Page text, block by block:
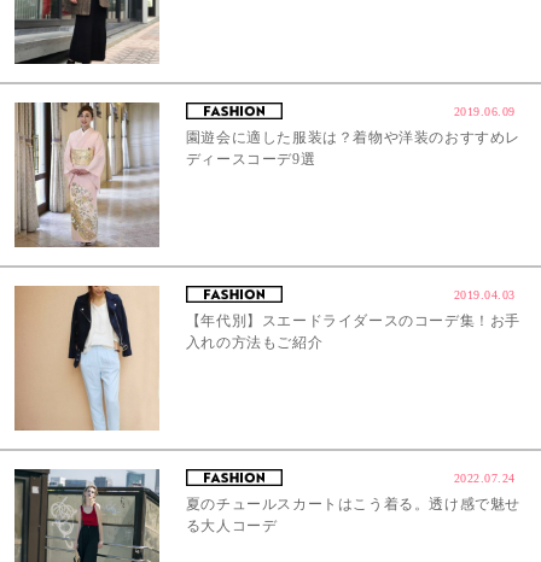
2019.06.09
園遊会に適した服装は？着物や洋装のおすすめレ
ディースコーデ9選
2019.04.03
【年代別】スエードライダースのコーデ集！お手
入れの方法もご紹介
2022.07.24
夏のチュールスカートはこう着る。透け感で魅せ
る大人コーデ